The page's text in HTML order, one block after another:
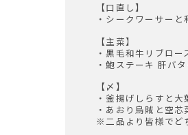
【口直し】
・シークワーサー
【主菜】
・黒毛和牛リブロ
・鮑ステーキ 肝バ
【〆】
・釜揚げしらすと
・あおり烏賊と空
※二品より皆様でど